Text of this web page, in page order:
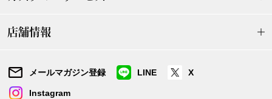
店舗情報
メールマガジン登録 LINE X
Instagram